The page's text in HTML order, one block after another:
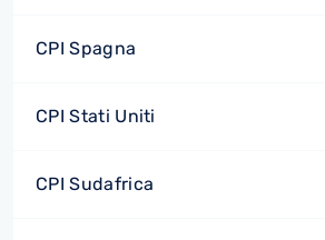
CPI Spagna
CPI Stati Uniti
CPI Sudafrica